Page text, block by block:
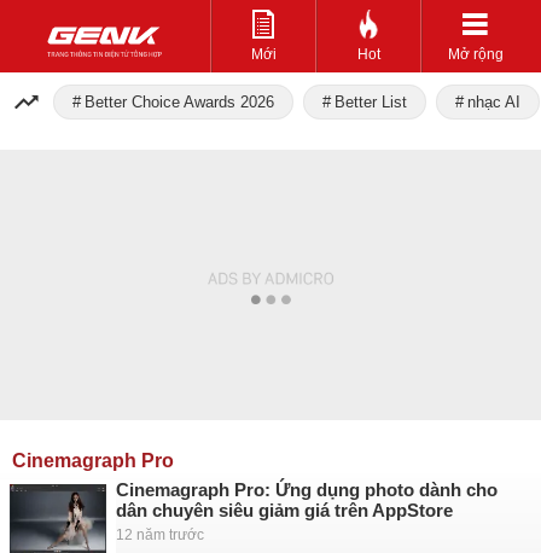
Mới Hot Mở rộng
Better Choice Awards 2026 Better List nhạc AI
Cinemagraph Pro
Cinemagraph Pro: Ứng dụng photo dành cho
dân chuyên siêu giảm giá trên AppStore
12 năm trước